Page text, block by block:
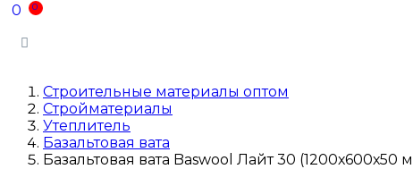
0
0
Строительные материалы оптом
Стройматериалы
Утеплитель
Базальтовая вата
Базальтовая вата Baswool Лайт 30 (1200х600х50